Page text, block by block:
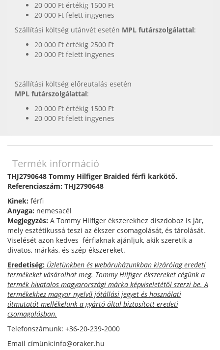
20 000 Ft értékig 1500 Ft
20 000 Ft felett ingyenes
Szállítási költség utánvét esetén MPL futárszolgálattal:
20 000 Ft értékig 2500 Ft
20 000 Ft felett ingyenes
Szállítási költség előreutalás esetén
MPL futárszolgálattal:
20 000 Ft értékig 1500 Ft
20 000 Ft felett ingyenes
Termék információ
THJ2790648 Tommy Hilfiger Braided férfi karkötő.
Referenciaszám: THJ2790648
Kinek: férfi
Anyaga: nemesacél
Megjegyzés: A Tommy Hilfiger ékszerekhez díszdoboz is jár,
mely esztétikussá teszi az ékszer csomagolását, és tárolását.
Viselését azon kedves férfiaknak ajánljuk, akik szeretik a
divatos, márkás, és szép ékszereket.
Eredetiség: Üzletünkben és webáruházunkban kizárólag eredeti
termékeket vásárolhat meg. Tommy Hilfiger ékszereket cégünk a
termék hivatalos magyarországi márka képviseletétől szerzi be. A
termékekhez magyar nyelvű jótállási jegyet és használati
útmutatót mellékelünk a gyártó által biztosított eredeti
csomagolásban.
Telefonszámunk: +36-20-239-2000
Email címünk:info@oraker.hu